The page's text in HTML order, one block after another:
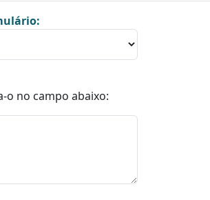
o no campo abaixo: